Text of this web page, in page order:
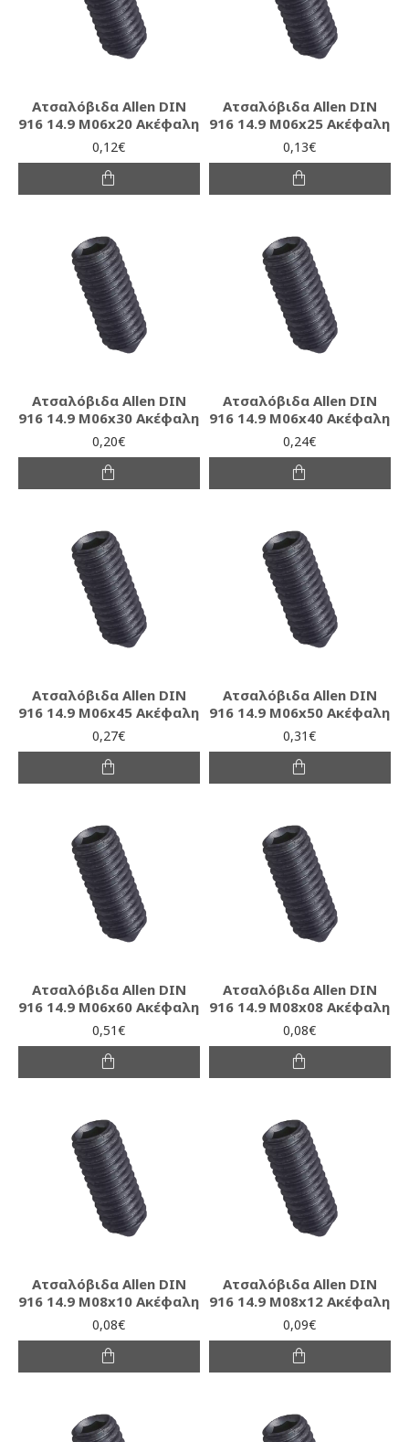
Ατσαλόβιδα Allen DIN
916 14.9 M06x20 Ακέφαλη
0,12€
Ατσαλόβιδα Allen DIN
916 14.9 M06x25 Ακέφαλη
0,13€
Ατσαλόβιδα Allen DIN
916 14.9 M06x30 Ακέφαλη
0,20€
Ατσαλόβιδα Allen DIN
916 14.9 M06x40 Ακέφαλη
0,24€
Ατσαλόβιδα Allen DIN
916 14.9 M06x45 Ακέφαλη
0,27€
Ατσαλόβιδα Allen DIN
916 14.9 M06x50 Ακέφαλη
0,31€
Ατσαλόβιδα Allen DIN
916 14.9 M06x60 Ακέφαλη
0,51€
Ατσαλόβιδα Allen DIN
916 14.9 M08x08 Ακέφαλη
0,08€
Ατσαλόβιδα Allen DIN
916 14.9 M08x10 Ακέφαλη
0,08€
Ατσαλόβιδα Allen DIN
916 14.9 M08x12 Ακέφαλη
0,09€